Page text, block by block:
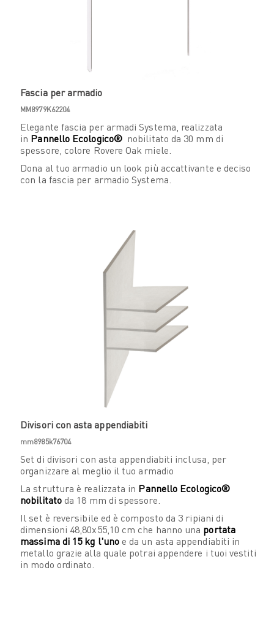
Fascia per armadio
MM8979K62204
Elegante fascia per armadi Systema, realizzata
in Pannello Ecologico®nobilitato da 30 mm di
spessore, colore Rovere Oak miele.
Dona al tuo armadio un look più accattivante e deciso
con la fascia per armadio Systema.
Divisori con asta appendiabiti
mm8985k76704
Set di divisori con asta appendiabiti inclusa, per
organizzare al meglio il tuo armadio
La struttura è realizzata in Pannello Ecologico®
nobilitatoda 18 mm di spessore.
Il set è reversibile ed è composto da 3 ripiani di
dimensioni 48,80x55,10 cm che hanno una portata
massima di 15 kg l'unoe da un asta appendiabiti in
metallo grazie alla quale potrai appendere i tuoi vestiti
in modo ordinato.